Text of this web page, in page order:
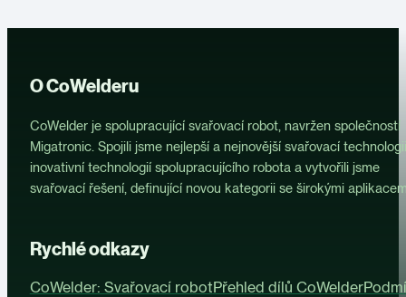
O CoWelderu
CoWelder je spolupracující svařovací robot, navržen společností
Migatronic. Spojili jsme nejlepší a nejnovější svařovací
inovativní technologií spolupracujícího robota a vytvořili jsme
svařovací řešení, definující novou kategorii se širokými
Rychlé odkazy
CoWelder: Svařovací robotPřehled dílů CoWelder